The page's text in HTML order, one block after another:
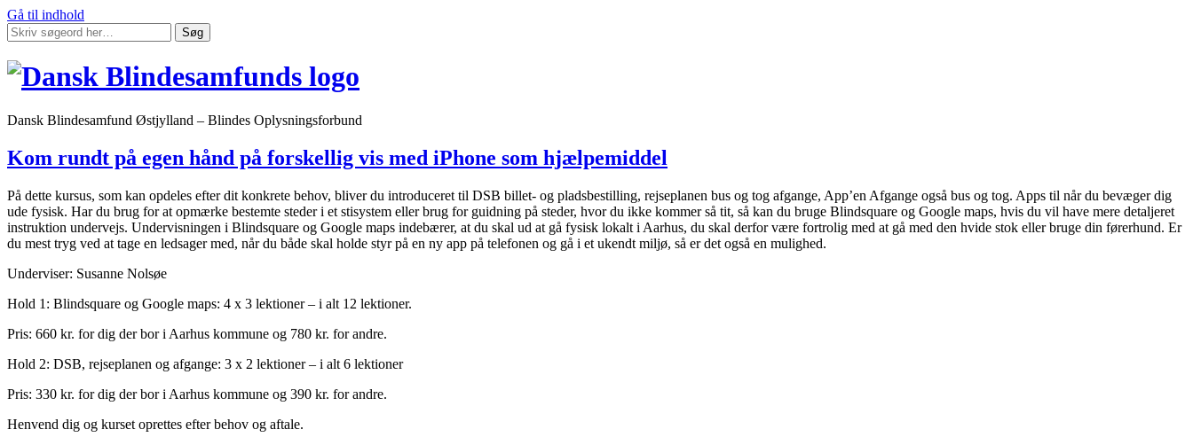
Gå til indhold
Søg
Dansk Blindesamfund Østjylland – Blindes Oplysningsforbund
Kom rundt på egen hånd på forskellig vis med iPhone som hjælpemiddel
På dette kursus, som kan opdeles efter dit konkrete behov, bliver du introduceret til DSB billet- og pladsbestilling, rejseplanen bus og tog afgange, App’en Afgange også bus og tog. Apps til når du bevæger dig
ude fysisk. Har du brug for at opmærke bestemte steder i et stisystem eller brug for guidning på steder, hvor du ikke kommer så tit, så kan du bruge Blindsquare og Google maps, hvis du vil have mere detaljeret
instruktion undervejs. Undervisningen i Blindsquare og Google maps indebærer, at du skal ud at gå fysisk lokalt i Aarhus, du skal derfor være fortrolig med at gå med den hvide stok eller bruge din førerhund. Er
du mest tryg ved at tage en ledsager med, når du både skal holde styr på en ny app på telefonen og gå i et ukendt miljø, så er det også en mulighed.
Underviser: Susanne Nolsøe
Hold 1: Blindsquare og Google maps: 4 x 3 lektioner – i alt 12 lektioner.
Pris: 660 kr. for dig der bor i Aarhus kommune og 780 kr. for andre.
Hold 2: DSB, rejseplanen og afgange: 3 x 2 lektioner – i alt 6 lektioner
Pris: 330 kr. for dig der bor i Aarhus kommune og 390 kr. for andre.
Henvend dig og kurset oprettes efter behov og aftale.